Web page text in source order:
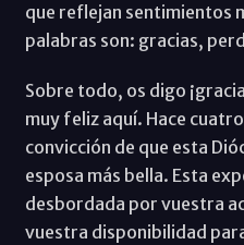
que reflejan sentimientos
palabras son: gracias,
Sobre todo, os digo
muy feliz aquí. Hace
convicción de que esta
esposa más bella. Esta
desbordada por vuestra
vuestra disponibilidad